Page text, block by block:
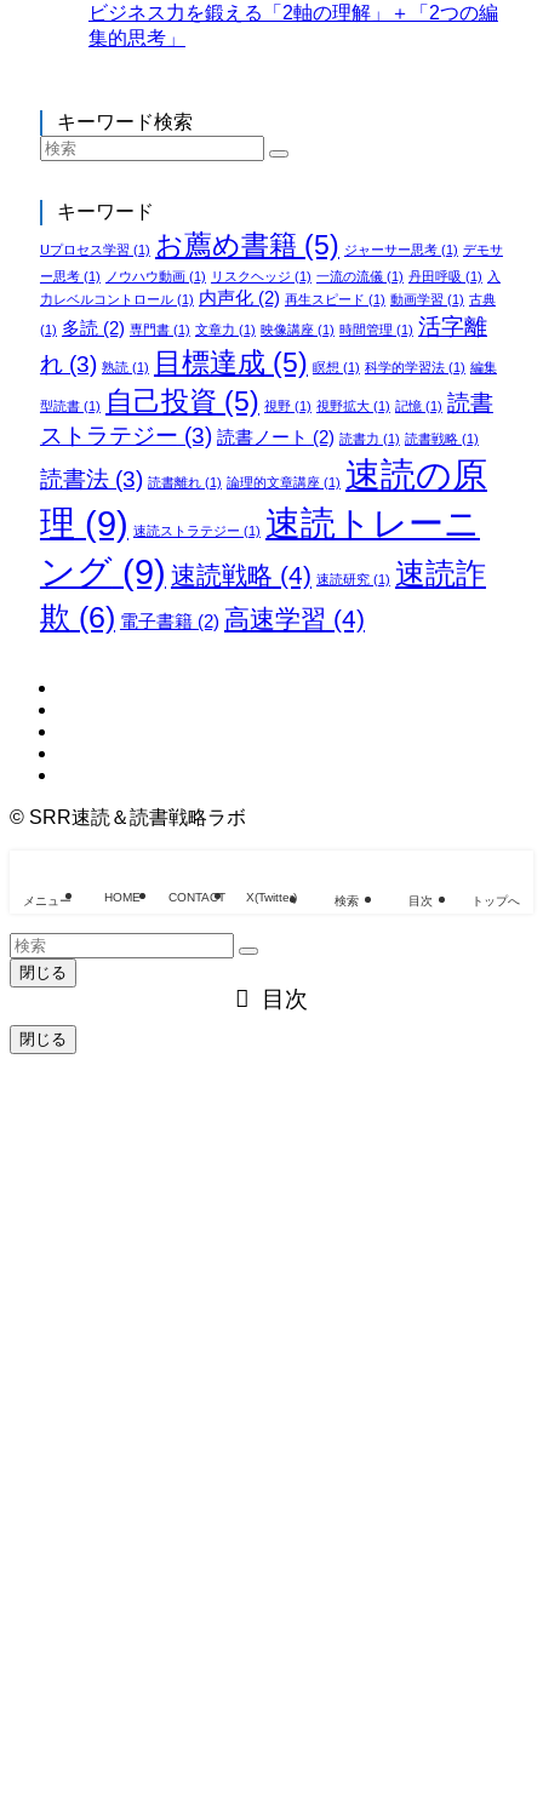
ビジネス力を鍛える「2軸の理解」＋「2つの編
集的思考」
キーワード検索
キーワード
Uプロセス学習 (1) お薦め書籍 (5) ジャーサー思考(1) デモサ
ー思考(1) ノウハウ動画(1) リスクヘッジ (1) 一流の流儀(1) 丹田呼吸 (1) 入
力レベルコントロール(1) 内声化(2) 再生スピード (1) 動画学習 (1) 古典
(1) 多読 (2) 専門書(1) 文章力 (1) 映像講座(1) 時間管理 (1) 活字離
れ(3) 熟読(1) 目標達成 (5) 瞑想 (1) 科学的学習法(1) 編集
型読書(1) 自己投資 (5) 視野(1) 視野拡大(1) 記憶(1) 読書
ストラテジー (3) 読書ノート (2) 読書力 (1) 読書戦略(1)
読書法(3) 読書離れ(1) 論理的文章講座(1) 速読の原
理 (9) 速読ストラテジー (1) 速読トレーニ
ング(9) 速読戦略 (4) 速読研究(1) 速読詐
欺 (6) 電子書籍(2) 高速学習 (4)
© SRR速読＆読書戦略ラボ
メニュー HOME CONTACT X(Twitter) 検索 目次 トップへ
閉じる
目次
閉じる